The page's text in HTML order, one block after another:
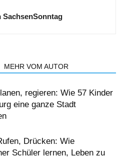
SachsenSonntag
MEHR VOM AUTOR
regieren: Wie 57 Kinder
eine ganze Stadt
Drücken: Wie
Schüler lernen, Leben zu